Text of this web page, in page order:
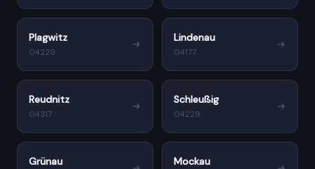
Plagwitz
04229
Lindenau
04177
Reudnitz
04317
Schleußig
04229
Grünau Mockau